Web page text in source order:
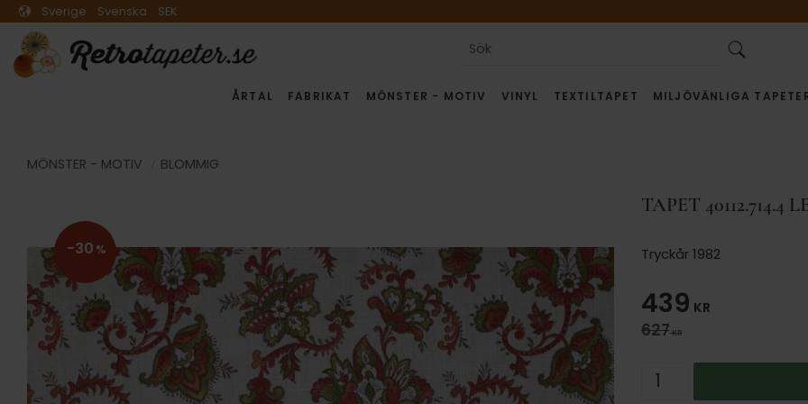
Sverige Svenska SEK
ÅRTAL FABRIKAT MÖNSTER - MOTIV VINYL TEXTILTAPET MILJÖVÄNLIGA
MÖNSTER - MOTIV BLOMMIG
TAPET 40112.714.4
Tryckår 1982
30 %
Nedsatt pris:
439 KR
Ordinarie pris:
627KR